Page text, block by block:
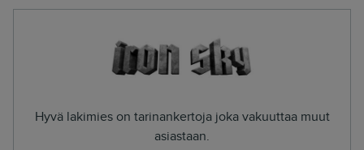
Hyvä lakimies on tarinankertoja joka vakuuttaa muut
asiastaan.